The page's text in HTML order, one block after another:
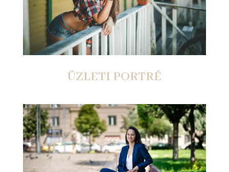
ÜZLETI PORTRÉ